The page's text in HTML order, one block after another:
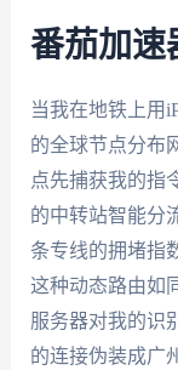
番茄加速
当我在地铁上用
的全球节点分布
点先捕获我的指
的中转站智能分
条专线的拥堵指
这种动态路由如
服务器对我的识
的连接伪装成广